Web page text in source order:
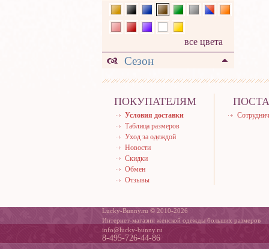
все цвета
Сезон
ПОКУПАТЕЛЯМ
Условия доставки
Таблица размеров
Уход за одеждой
Новости
Скидки
Обмен
Отзывы
Lucky-Bunny.ru © 2010-2026
Интернет-магазин женской одежды больших размеров
info@lucky-bunny.ru
8-495-726-44-86